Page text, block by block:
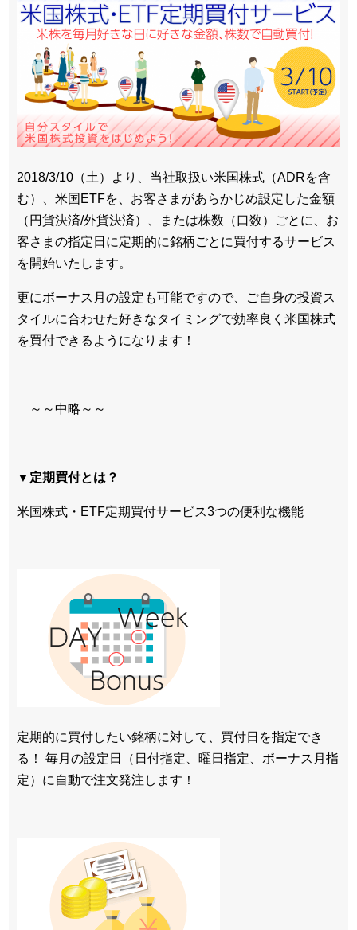
2018/3/10（土）より、当社取扱い米国株式（ADRを含
む）、米国ETFを、お客さまがあらかじめ設定した金額
（円貨決済/外貨決済）、または株数（口数）ごとに、お
客さまの指定日に定期的に銘柄ごとに買付するサービス
を開始いたします。
更にボーナス月の設定も可能ですので、ご自身の投資ス
タイルに合わせた好きなタイミングで効率良く米国株式
を買付できるようになります！
～～中略～～
▼定期買付とは？
米国株式・ETF定期買付サービス3つの便利な機能
定期的に買付したい銘柄に対して、買付日を指定でき
る！ 毎月の設定日（日付指定、曜日指定、ボーナス月指
定）に自動で注文発注します！